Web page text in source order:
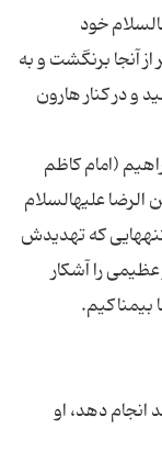
خود
آنجا برنگشت و به
در کنار هارون
(امام کاظم
الرضا علیه‏السلام
که تهدیدش
را آشکار
دهد، او